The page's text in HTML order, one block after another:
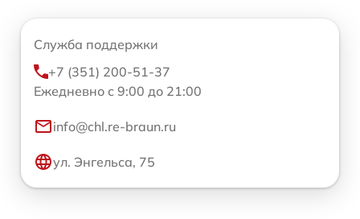
Служба поддержки
+7 (351) 200-51-37
Ежедневно с 9:00 до 21:00
info@chl.re-braun.ru
ул. Энгельса, 75